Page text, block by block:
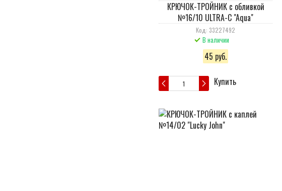
КРЮЧОК-ТРОЙНИК с обливкой
№16/10 ULTRA-C "Aqua"
Код: 33227492
В наличии
45 руб.
Купить